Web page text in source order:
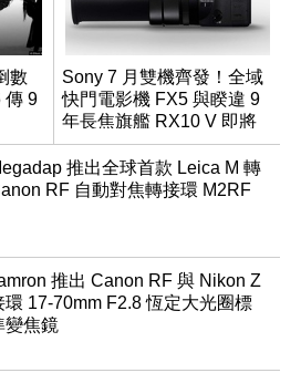
數
傳 9
Sony 7 月雙機齊發！全域
快門電影機 FX5 與睽違 9
年長焦旗艦 RX10 V 即將
登場
推出全球首款 Leica M 轉
RF 自動對焦轉接環 M2RF
推出 Canon RF 與 Nikon Z
環 17-70mm F2.8 恆定大光圈標
變焦鏡